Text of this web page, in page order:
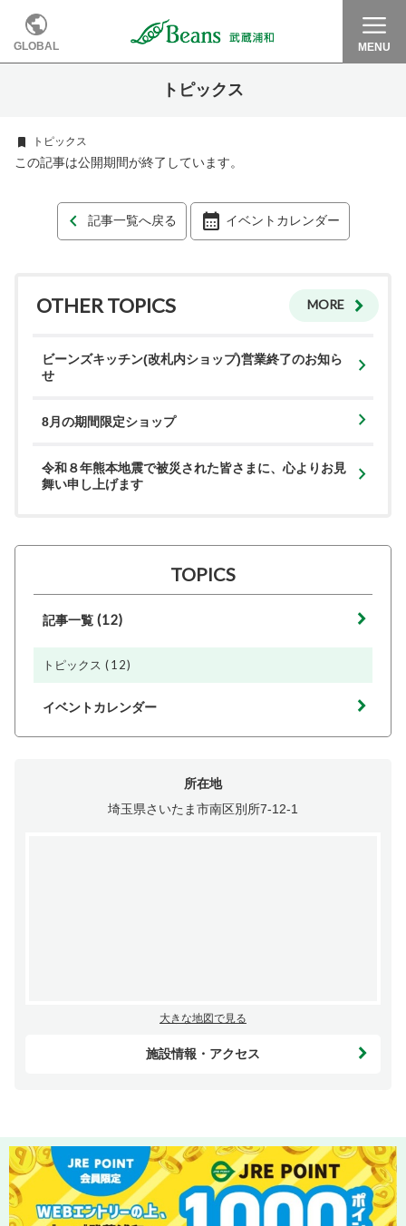
GLOBAL MENU
トピックス
トピックス
この記事は公開期間が終了しています。
記事一覧へ戻る イベントカレンダー
OTHER TOPICS MORE
ビーンズキッチン(改札内ショップ)営業終了のお知ら
せ
8月の期間限定ショップ
令和８年熊本地震で被災された皆さまに、心よりお見
舞い申し上げます
TOPICS
記事一覧 (12)
トピックス (12)
イベントカレンダー
所在地
埼玉県さいたま市南区別所7-12-1
大きな地図で見る
施設情報・アクセス